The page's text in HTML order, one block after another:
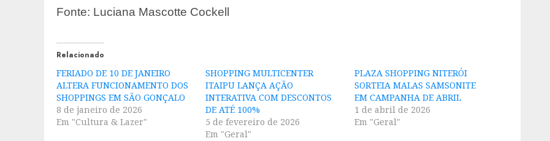
Fonte: Luciana Mascotte Cockell
Relacionado
FERIADO DE 10 DE JANEIRO
ALTERA FUNCIONAMENTO DOS
SHOPPINGS EM SÃO GONÇALO
8 de janeiro de 2026
Em "Cultura & Lazer"
SHOPPING MULTICENTER
ITAIPU LANÇA AÇÃO
INTERATIVA COM DESCONTOS
DE ATÉ 100%
5 de fevereiro de 2026
Em "Geral"
PLAZA SHOPPING NITERÓI
SORTEIA MALAS SAMSONITE
EM CAMPANHA DE ABRIL
1 de abril de 2026
Em "Geral"